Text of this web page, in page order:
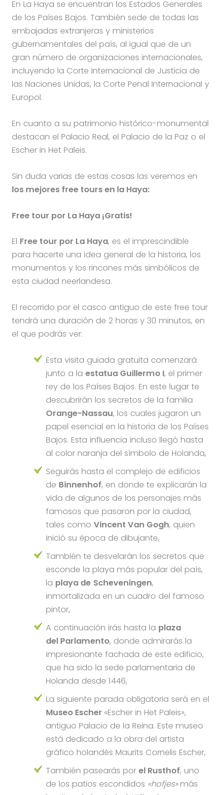
En La Haya se encuentran los Estados Generales
de los Países Bajos. También sede de todas las
embajadas extranjeras y ministerios
gubernamentales del país, al igual que de un
gran número de organizaciones internacionales,
incluyendo la Corte Internacional de Justicia de
las Naciones Unidas, la Corte Penal Internacional y
Europol.
En cuanto a su patrimonio histórico-monumental
destacan el Palacio Real, el Palacio de la Paz o el
Escher in Het Paleis.
Sin duda varias de estas cosas las veremos en
los mejores free tours en la Haya:
Free tour por La Haya ¡Gratis!
El Free tour por La Haya, es el imprescindible
para hacerte una idea general de la historia, los
monumentos y los rincones más simbólicos de
esta ciudad neerlandesa.
El recorrido por el casco antiguo de este free tour
tendrá una duración de 2 horas y 30 minutos, en
el que podrás ver:
Esta visita guiada gratuita comenzará
junto a laestatua Guillermo I, el primer
rey de los Países Bajos. En este lugar te
descubrirán los secretos de la familia
Orange-Nassau, los cuales jugaron un
papel esencial en la historia de los Países
Bajos. Esta influencia incluso llegó hasta
al color naranja del símbolo de Holanda,
Seguirás hasta el complejo de edificios
de Binnenhof, en donde te explicarán la
vida de algunos de los personajes más
famosos que pasaron por la ciudad,
tales comoVincent Van Gogh, quien
inició su época de dibujante,
También te desvelarán los secretos que
esconde la playa más popular del país,
la playa de Scheveningen,
inmortalizada en un cuadro del famoso
pintor,
A continuación irás hasta la plaza
del Parlamento, donde admirarás la
impresionante fachada de este edificio,
que ha sido la sede parlamentaria de
Holanda desde 1446,
La siguiente parada obligatoria será en el
Museo Escher «Escher in Het Paleis»,
antiguo Palacio de la Reina. Este museo
está dedicado a la obra del artista
gráfico holandés Maurits Cornelis Escher,
También pasearás porel Rusthof, uno
de los patios escondidos «hofjes»más